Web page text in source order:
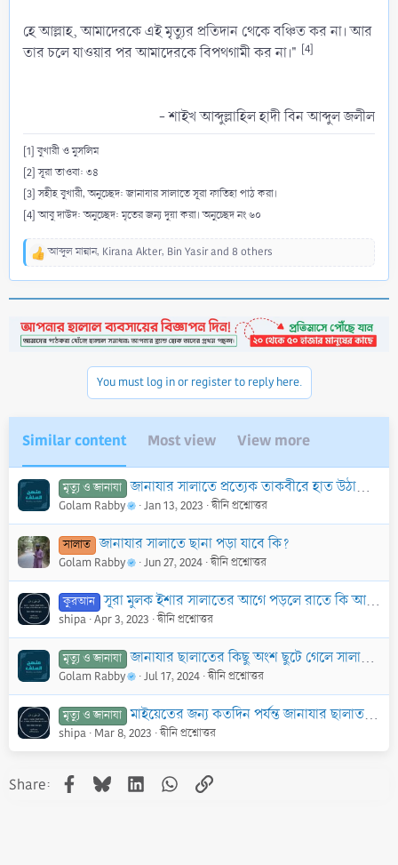
হে আল্লাহ, আমাদেরকে এই মৃত্যুর প্রতিদান থেকে বঞ্চিত কর না। আর
তার চলে যাওয়ার পর আমাদেরকে বিপথগামী কর না।" [4]
- শাইখ আব্দুল্লাহিল হাদী বিন আব্দুল জলীল​
[1] বুখারী ও মুসলিম
[2] সূরা তাওবা: ৩৪
[3] সহীহ বুখারী, অনুচ্ছেদ: জানাযার সালাতে সূরা ফাতিহা পাঠ করা।
[4] আবু দাউদ: অনুচ্ছেদ: মৃতের জন্য দুয়া করা। অনুচ্ছেদ নং ৬০
R
t
i
আব্দুল মান্নান, Kirana Akter, Bin Yasirand 8 others
You must log in or register to reply here.
Similar content Most view View more
মৃত্যু ও জানাযা জানাযার সালাতে প্রত্যেক তাকবীরে হাত উঠাতে হবে কি?
Golam Rabby Jan 13, 2023 দ্বীনি প্রশ্নোত্তর
সালাত জানাযার সালাতে ছানা পড়া যাবে কি?
Golam Rabby Jun 27, 2024 দ্বীনি প্রশ্নোত্তর
কুরআন সূরা মুলক ইশার সালাতের আগে পড়লে রাতে কি আবার পড়তে হবে?
shipa Apr 3, 2023 দ্বীনি প্রশ্নোত্তর
মৃত্যু ও জানাযা জানাযার ছালাতের কিছু অংশ ছুটে গেলে সালামের শেষে বাকী অংশ আদায় করতে হবে কি?
Golam Rabby Jul 17, 2024 দ্বীনি প্রশ্নোত্তর
মৃত্যু ও জানাযা মাইয়েতের জন্য কতদিন পর্যন্ত জানাযার ছালাত আদায় করা যাবে?
shipa Mar 8, 2023 দ্বীনি প্রশ্নোত্তর
Share: Facebook
BlueskyLinkedInWhatsApp
Link